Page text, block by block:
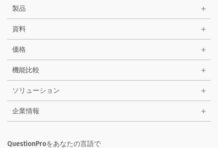
製品
資料
価格
機能比較
ソリューション
企業情報
QuestionProをあなたの言語で